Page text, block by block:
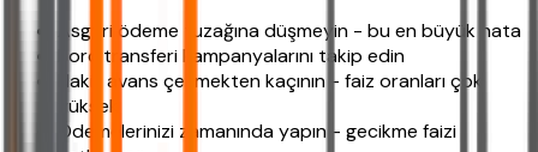
Asgari ödeme tuzağına düşmeyin - bu en büyük hata
Borç transferi kampanyalarını takip edin
Nakit avans çekmekten kaçının - faiz oranları çok
yüksek
Ödemelerinizi zamanında yapın - gecikme faizi